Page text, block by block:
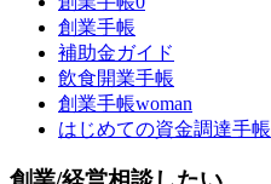
創業手帳
補助金ガイド
飲食開業手帳
創業手帳woman
はじめての資金調達手帳